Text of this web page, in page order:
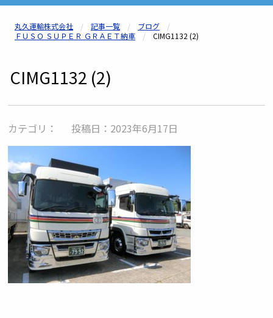
丸久運輸株式会社 記事一覧
ブログ
ＦＵＳＯ ＳＵＰＥＲ ＧＲＡＥＴ納車
CIMG1132 (2)
CIMG1132 (2)
カテゴリ： 投稿日：2023年6月17日